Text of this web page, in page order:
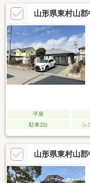
ています。大手メーカー施
自由度が魅力。落ち着いた
方にぴったりの一台です。
山形県東村山
平屋
駐車2台
シ
山形県東村山